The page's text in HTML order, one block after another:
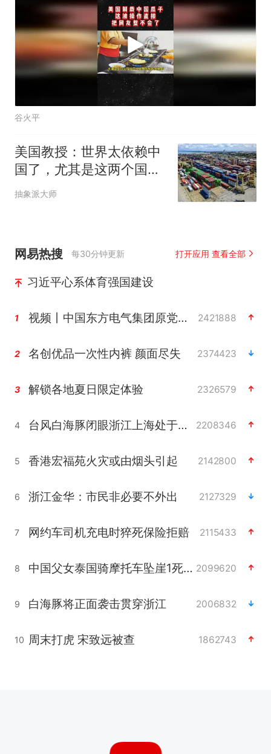
谷火平
美国教授：世界太依赖中
国了，尤其是这两个国
家，几乎离不开中国
抽象派大师
网易热搜 每30分钟更新 打开应用 查看全部
习近平心系体育强国建设
1 视频丨中国东方电气集团原党组副书记、董事宋致远被查 2421888
2 名创优品一次性内裤 颜面尽失 2374423
3 解锁各地夏日限定体验 2326579
4 台风白海豚闭眼浙江上海处于危险半圆 2208346
5 香港宏福苑火灾或由烟头引起 2142800
6 浙江金华：市民非必要不外出 2127329
7 网约车司机充电时猝死保险拒赔 2115433
8 中国父女泰国骑摩托车坠崖1死1伤 2099620
9 白海豚将正面袭击贯穿浙江 2006832
10 周末打虎 宋致远被查 1862743